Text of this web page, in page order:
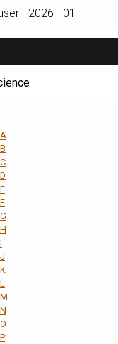
- 2026 - 01